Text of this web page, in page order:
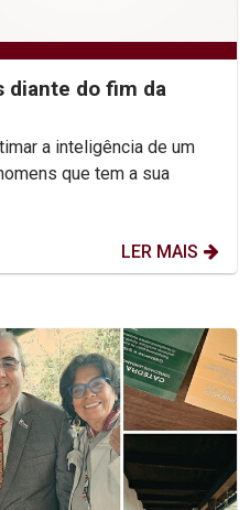
diante do fim da
a inteligência de um
que tem a sua
LER MAIS